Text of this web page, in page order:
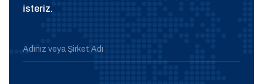
isteriz.
Adınız veya Şirket Adı